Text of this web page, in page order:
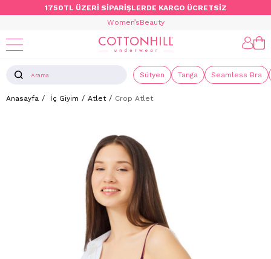
1750TL ÜZERİ SİPARİŞLERDE KARGO ÜCRETSİZ
Women’sBeauty
Sütyen Tanga Seamless Bra
Anasayfa İç Giyim Atlet Crop Atlet